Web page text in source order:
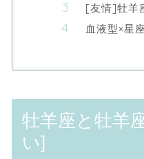
[友情]牡羊
血液型×星
牡羊座と牡羊
い]